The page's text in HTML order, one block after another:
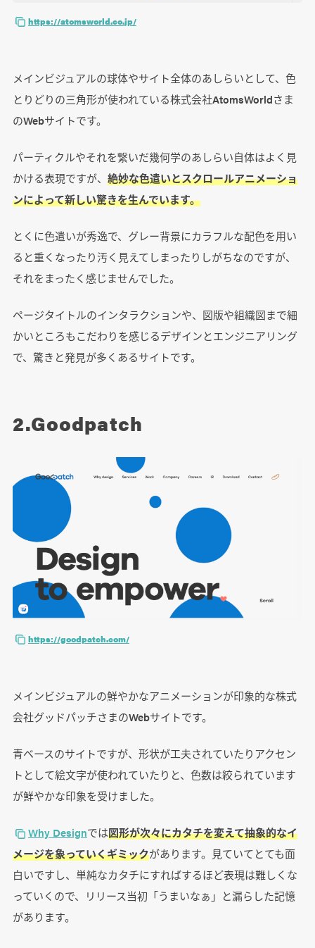
https://atomsworld.co.jp/
メインビジュアルの球体やサイト全体のあしらいとして、色
とりどりの三角形が使われている株式会社AtomsWorldさま
のWebサイトです。
パーティクルやそれを繋いだ幾何学のあしらい自体はよく見
かける表現ですが、 絶妙な色遣いとスクロールアニメーショ
ンによって新しい驚きを生んでいます。
とくに色遣いが秀逸で、グレー背景にカラフルな配色を用い
ると重くなったり汚く見えてしまったりしがちなのですが、
それをまったく感じませんでした。
ページタイトルのインタラクションや、図版や組織図まで細
かいところもこだわりを感じるデザインとエンジニアリング
で、驚きと発見が多くあるサイトです。
2.Goodpatch
https://goodpatch.com/
メインビジュアルの鮮やかなアニメーションが印象的な株式
会社グッドパッチさまのWebサイトです。
青ベースのサイトですが、形状が工夫されていたりアクセン
トとして絵文字が使われていたりと、色数は絞られています
が鮮やかな印象を受けました。
Why Designでは図形が次々にカタチを変えて抽象的なイ
メージを象っていくギミックがあります。見ていてとても面
白いですし、単純なカタチにすればするほど表現は難しくな
っていくので、リリース当初「うまいなぁ」と漏らした記憶
があります。